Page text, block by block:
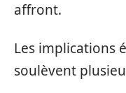
affront.
Les implications
soulèvent